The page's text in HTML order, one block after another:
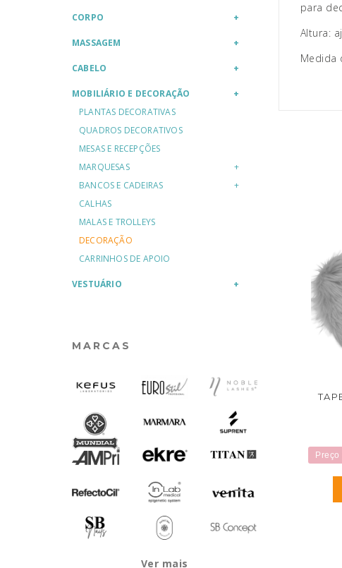
CORPO
MASSAGEM
CABELO
MOBILIÁRIO E DECORAÇÃO
PLANTAS DECORATIVAS
QUADROS DECORATIVOS
MESAS E RECEPÇÕES
MARQUESAS
BANCOS E CADEIRAS
CALHAS
MALAS E TROLLEYS
DECORAÇÃO
CARRINHOS DE APOIO
VESTUÁRIO
MARCAS
Ver mais
para
Altura:
Medida